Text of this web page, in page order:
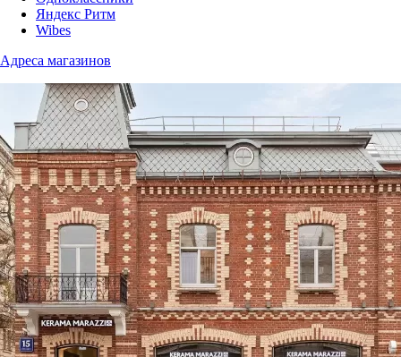
Яндекс Ритм
Wibes
Адреса магазинов